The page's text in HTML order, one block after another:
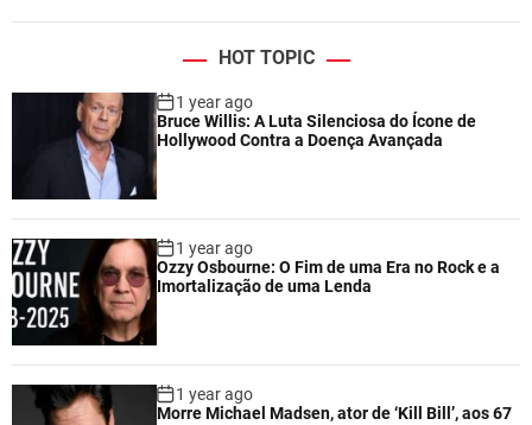
HOT TOPIC
1 year ago
Bruce Willis: A Luta Silenciosa do Ícone de
Hollywood Contra a Doença Avançada
1 year ago
Ozzy Osbourne: O Fim de uma Era no Rock e a
Imortalização de uma Lenda
1 year ago
Morre Michael Madsen, ator de ‘Kill Bill’, aos 67